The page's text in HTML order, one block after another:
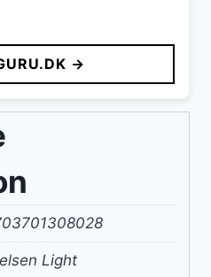
kr..
→
Light